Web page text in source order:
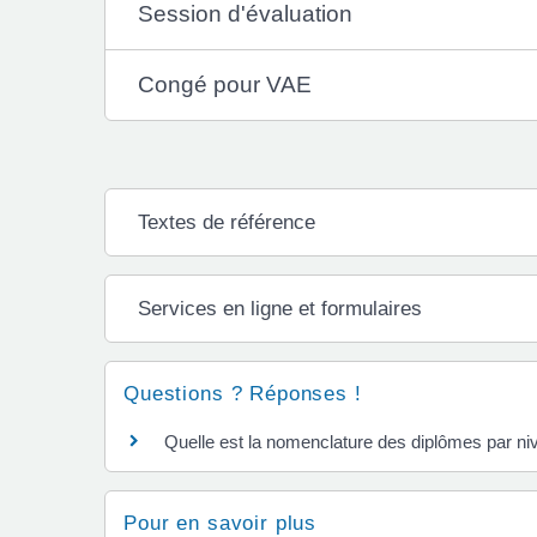
Session d'évaluation
Congé pour VAE
Textes de référence
Services en ligne et formulaires
Questions ? Réponses !
Quelle est la nomenclature des diplômes par
Pour en savoir plus